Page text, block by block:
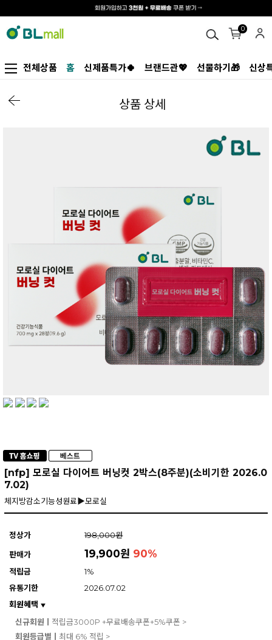
0
전체상품 홈 신제품특가🍀 브랜드관💖 선물하기🎁 신상
상품 상세
[nfp] 모로실 다이어트 버닝컷 2박스(8주분)(소비기한 2026.0
7.02)
체지방감소기능성원료▶모로실
정상가
198,000원
판매가
19,900원 90%
적립금
1%
유통기한
2026.07.02
회원혜택 ▼
신규회원ㅣ 적립금3000P +무료배송쿠폰+5%쿠폰 >
회원등급별ㅣ 최대 6% 적립 >